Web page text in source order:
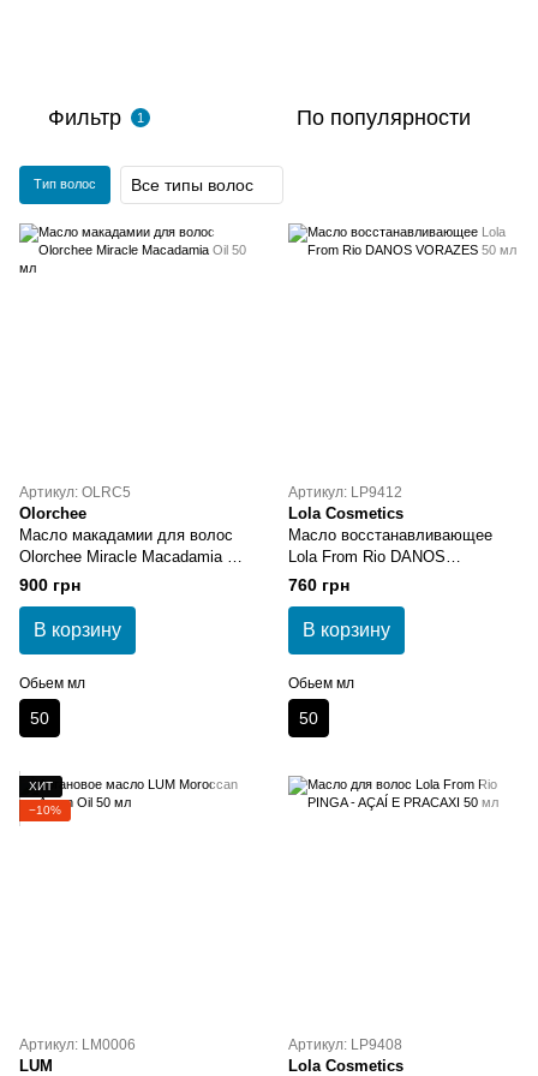
Фильтр 1 По популярности
Тип волос Все типы волос
Артикул: OLRC5
Olorchee
Масло макадамии для волос
Olorchee Miracle Macadamia Oil
50 мл
900 грн
В корзину
Обьем мл
50
Артикул: LP9412
Lola Cosmetics
Масло восстанавливающее
Lola From Rio DANOS
VORAZES 50 мл
760 грн
В корзину
Обьем мл
50
ХИТ
−10%
Артикул: LM0006
LUM
Артикул: LP9408
Lola Cosmetics